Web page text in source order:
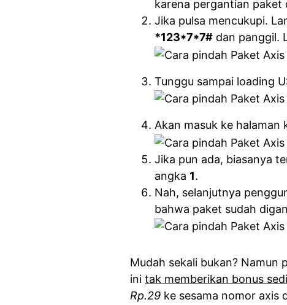
karena pergantian paket
Jika pulsa mencukupi.
*123*7*7# dan panggil.
Tunggu sampai loading
Akan masuk ke
Jika pun ada, biasanya
angka 1.
Nah, selanjutnya
bahwa paket sudah
Mudah sekali bukan? Namun
ini tak memberikan bonus
Rp.29 ke sesama nomor axis